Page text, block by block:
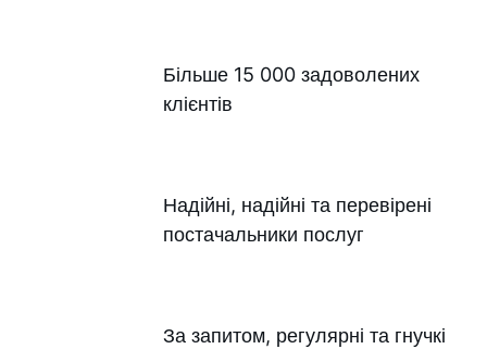
Більше 15 000 задоволених
клієнтів
Надійні, надійні та перевірені
постачальники послуг
За запитом, регулярні та гнучкі